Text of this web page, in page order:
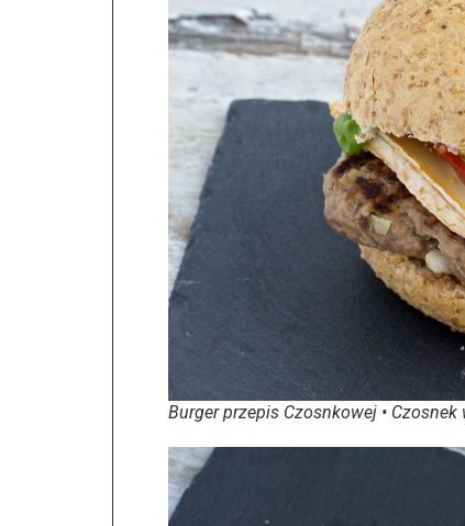
Burger przepis Czosnkowej •